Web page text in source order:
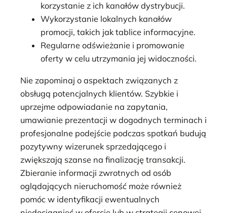
korzystanie z ich kanałów dystrybucji.
Wykorzystanie lokalnych kanałów
promocji, takich jak tablice informacyjne.
Regularne odświeżanie i promowanie
oferty w celu utrzymania jej widoczności.
Nie zapominaj o aspektach związanych z
obsługą potencjalnych klientów. Szybkie i
uprzejme odpowiadanie na zapytania,
umawianie prezentacji w dogodnych terminach i
profesjonalne podejście podczas spotkań budują
pozytywny wizerunek sprzedającego i
zwiększają szanse na finalizację transakcji.
Zbieranie informacji zwrotnych od osób
oglądających nieruchomość może również
pomóc w identyfikacji ewentualnych